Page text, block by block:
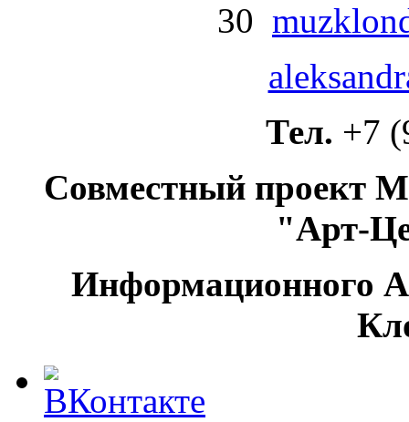
30
Тел. +7
Совместный проект
"Арт-
Информационного